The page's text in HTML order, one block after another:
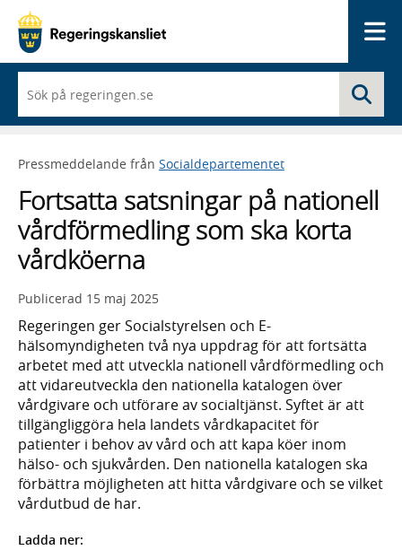
du
börjar
skriva
framträder
lista
med
sökförslag
Pressmeddelande från Socialdepartementet
Fortsatta satsningar på nationell
vårdförmedling som ska korta
vårdköerna
Publicerad 15 maj 2025
Regeringen ger Socialstyrelsen och E-
hälsomyndigheten två nya uppdrag för att fortsätta
arbetet med att utveckla nationell vårdförmedling och
att vidareutveckla den nationella katalogen över
vårdgivare och utförare av socialtjänst. Syftet är att
tillgängliggöra hela landets vårdkapacitet för
patienter i behov av vård och att kapa köer inom
hälso- och sjukvården. Den nationella katalogen ska
förbättra möjligheten att hitta vårdgivare och se vilket
vårdutbud de har.
Ladda ner: